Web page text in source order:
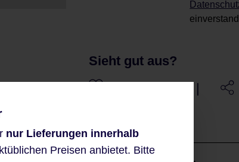
Sieht gut aus?
|
nur Lieferungen innerhalb
Preisen anbietet. Bitte